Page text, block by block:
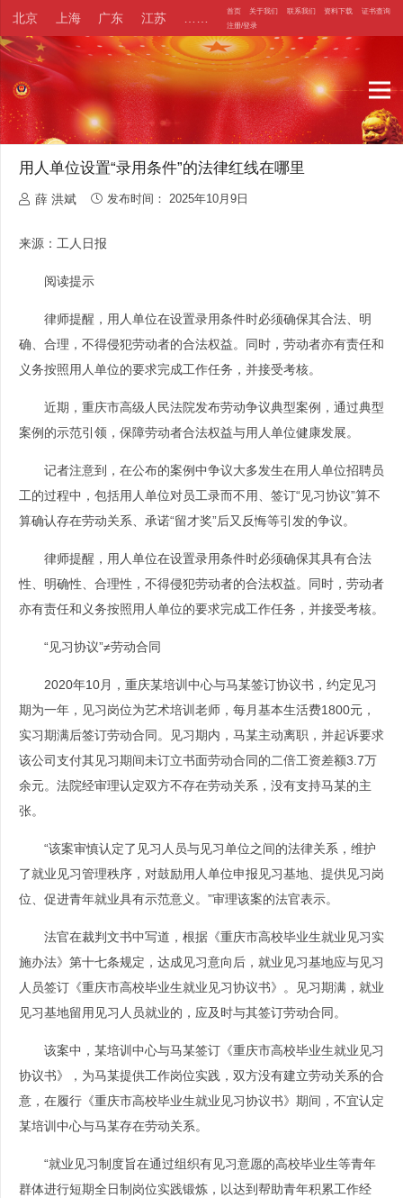
北京 上海 广东 江苏 首页 关于我们 联系我们 资料下载
证书查询
注册/登录
用人单位设置“录用条件”的法律红线在哪里
薛 洪斌 发布时间：2025年10月9日
来源：工人日报
阅读提示
律师提醒，用人单位在设置录用条件时必须确保其合法、明
确、合理，不得侵犯劳动者的合法权益。同时，劳动者亦有责任和
义务按照用人单位的要求完成工作任务，并接受考核。
近期，重庆市高级人民法院发布劳动争议典型案例，通过典型
案例的示范引领，保障劳动者合法权益与用人单位健康发展。
记者注意到，在公布的案例中争议大多发生在用人单位招聘员
工的过程中，包括用人单位对员工录而不用、签订“见习协议”算不
算确认存在劳动关系、承诺“留才奖”后又反悔等引发的争议。
律师提醒，用人单位在设置录用条件时必须确保其具有合法
性、明确性、合理性，不得侵犯劳动者的合法权益。同时，劳动者
亦有责任和义务按照用人单位的要求完成工作任务，并接受考核。
“见习协议”≠劳动合同
2020年10月，重庆某培训中心与马某签订协议书，约定见习
期为一年，见习岗位为艺术培训老师，每月基本生活费1800元，
实习期满后签订劳动合同。见习期内，马某主动离职，并起诉要求
该公司支付其见习期间未订立书面劳动合同的二倍工资差额3.7万
余元。法院经审理认定双方不存在劳动关系，没有支持马某的主
张。
“该案审慎认定了见习人员与见习单位之间的法律关系，维护
了就业见习管理秩序，对鼓励用人单位申报见习基地、提供见习岗
位、促进青年就业具有示范意义。”审理该案的法官表示。
法官在裁判文书中写道，根据《重庆市高校毕业生就业见习实
施办法》第十七条规定，达成见习意向后，就业见习基地应与见习
人员签订《重庆市高校毕业生就业见习协议书》。见习期满，就业
见习基地留用见习人员就业的，应及时与其签订劳动合同。
该案中，某培训中心与马某签订《重庆市高校毕业生就业见习
协议书》，为马某提供工作岗位实践，双方没有建立劳动关系的合
意，在履行《重庆市高校毕业生就业见习协议书》期间，不宜认定
某培训中心与马某存在劳动关系。
“就业见习制度旨在通过组织有见习意愿的高校毕业生等青年
群体进行短期全日制岗位实践锻炼，以达到帮助青年积累工作经